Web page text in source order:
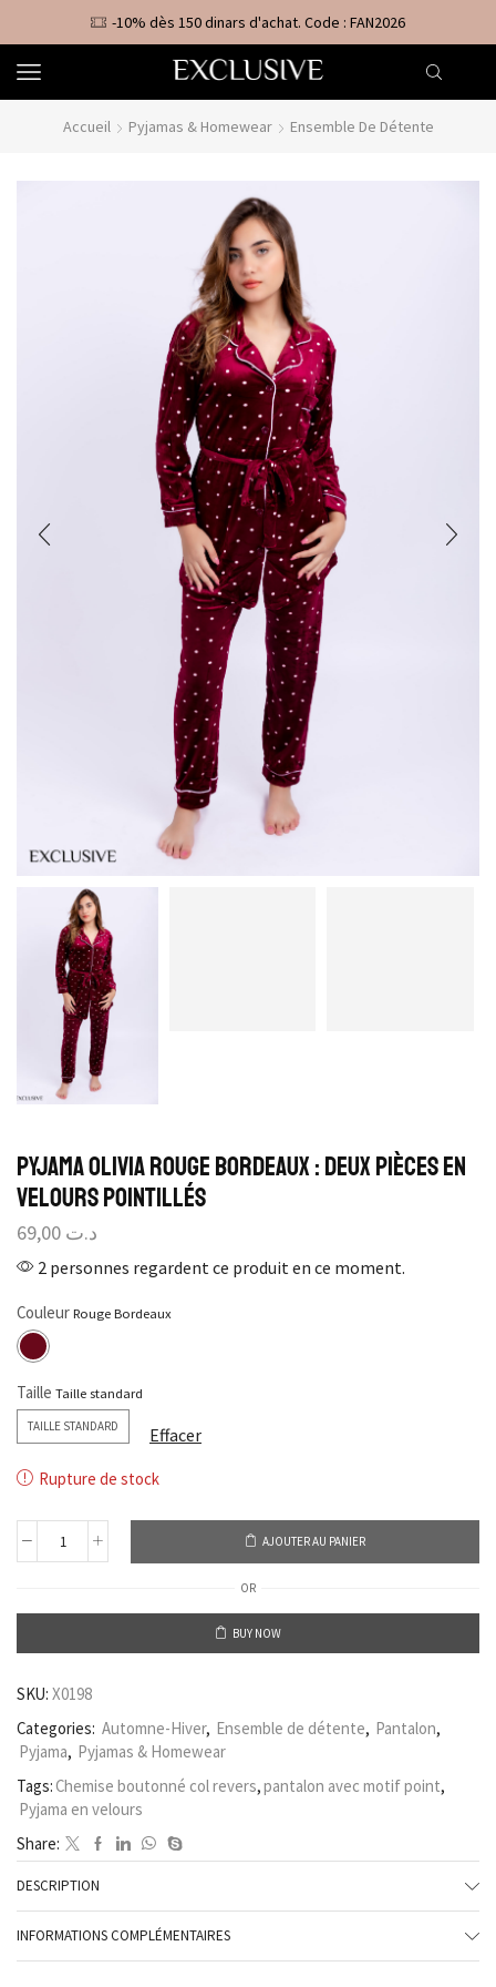
-10% dès 150 dinars d'achat. Code : FAN2026
Accueil Pyjamas & Homewear Ensemble De Détente
Pyjama Olivia rouge bordeaux : Deux pièces en
velours pointillés
د.ت
2 personnes regardent ce produit en ce moment.
Couleur
Taille
TAILLE STANDARD Effacer
Rupture de stock
AJOUTER AU PANIER
OR
BUY NOW
SKU: X0198
Categories: Automne-Hiver, Ensemble de détente, Pantalon,
Pyjama, Pyjamas & Homewear
Tags: Chemise boutonné col revers,pantalon avec motif point,
Pyjama en velours
Share:
DESCRIPTION
INFORMATIONS COMPLÉMENTAIRES